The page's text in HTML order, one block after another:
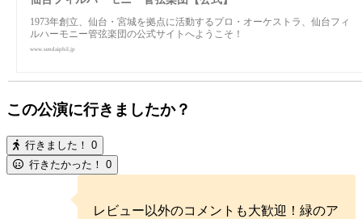
1973年創立、仙台・宮城を拠点に活動するプロ・オーケストラ、仙台フィ
ルハーモニー管弦楽団の公式サイトへようこそ！
www.sendaiphil.jp
この公演に行きましたか？
行きました！ 0
行きたかった！ 0
レビュー以外のコメントも大歓迎！緑のア